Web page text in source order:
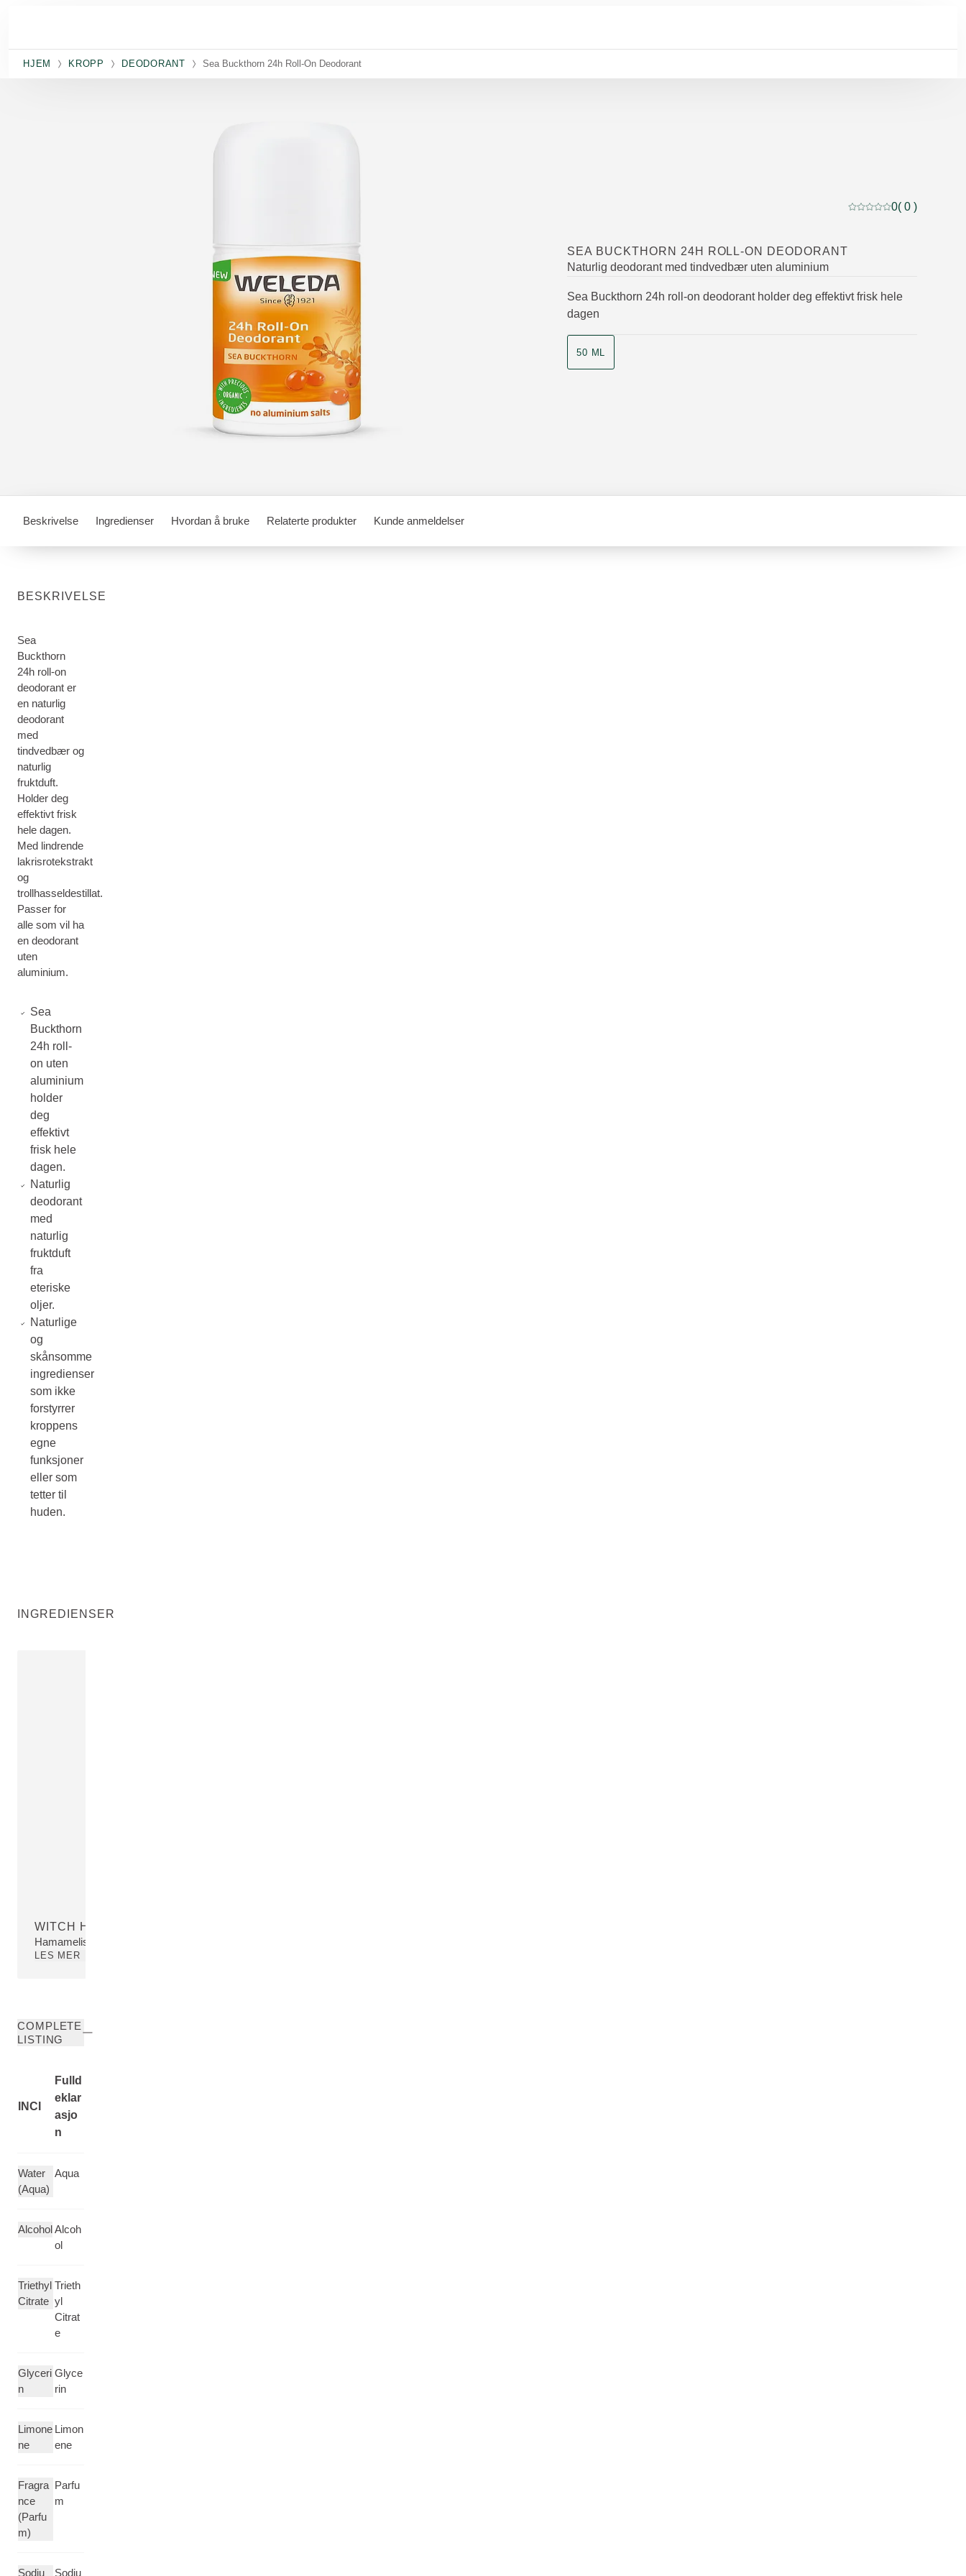
HJEM KROPP DEODORANT Sea Buckthorn 24h Roll-On Deodorant
Current rating: 0 out of
0( 0 )
SEA BUCKTHORN 24H ROLL-ON DEODORANT
Naturlig deodorant med tindvedbær uten aluminium
Sea Buckthorn 24h roll-on deodorant holder deg effektivt frisk hele
dagen
50 ML
Beskrivelse Ingredienser Hvordan å bruke Relaterte produkter Kunde anmeldelser
BESKRIVELSE
Sea
Buckthorn
24h roll-on
deodorant er
en naturlig
deodorant
med
tindvedbær og
naturlig
fruktduft.
Holder deg
effektivt frisk
hele dagen.
Med lindrende
lakrisrotekstrakt
og
trollhasseldestillat.
Passer for
alle som vil ha
en deodorant
uten
aluminium.
Sea
Buckthorn
24h roll-
on uten
aluminium
holder
deg
effektivt
frisk hele
dagen.
Naturlig
deodorant
med
naturlig
fruktduft
fra
eteriske
oljer.
Naturlige
og
skånsomme
ingredienser
som ikke
forstyrrer
kroppens
egne
funksjoner
eller som
tetter til
huden.
INGREDIENSER
WITCH HAZEL DISTILLATE
Hamamelis Virginiana (Witch Hazel) Water
LES MER
COMPLETE
LISTING
INCI
Fulld
eklar
asjo
n
Water
(Aqua)
Aqua
AlcoholAlcoh
ol
Triethyl
Citrate
Trieth
yl
Citrat
e
Glyceri
n
Glyce
rin
Limone
ne
Limon
ene
Fragra
nce
(Parfu
m)
Parfu
m
Sodiu Sodiu